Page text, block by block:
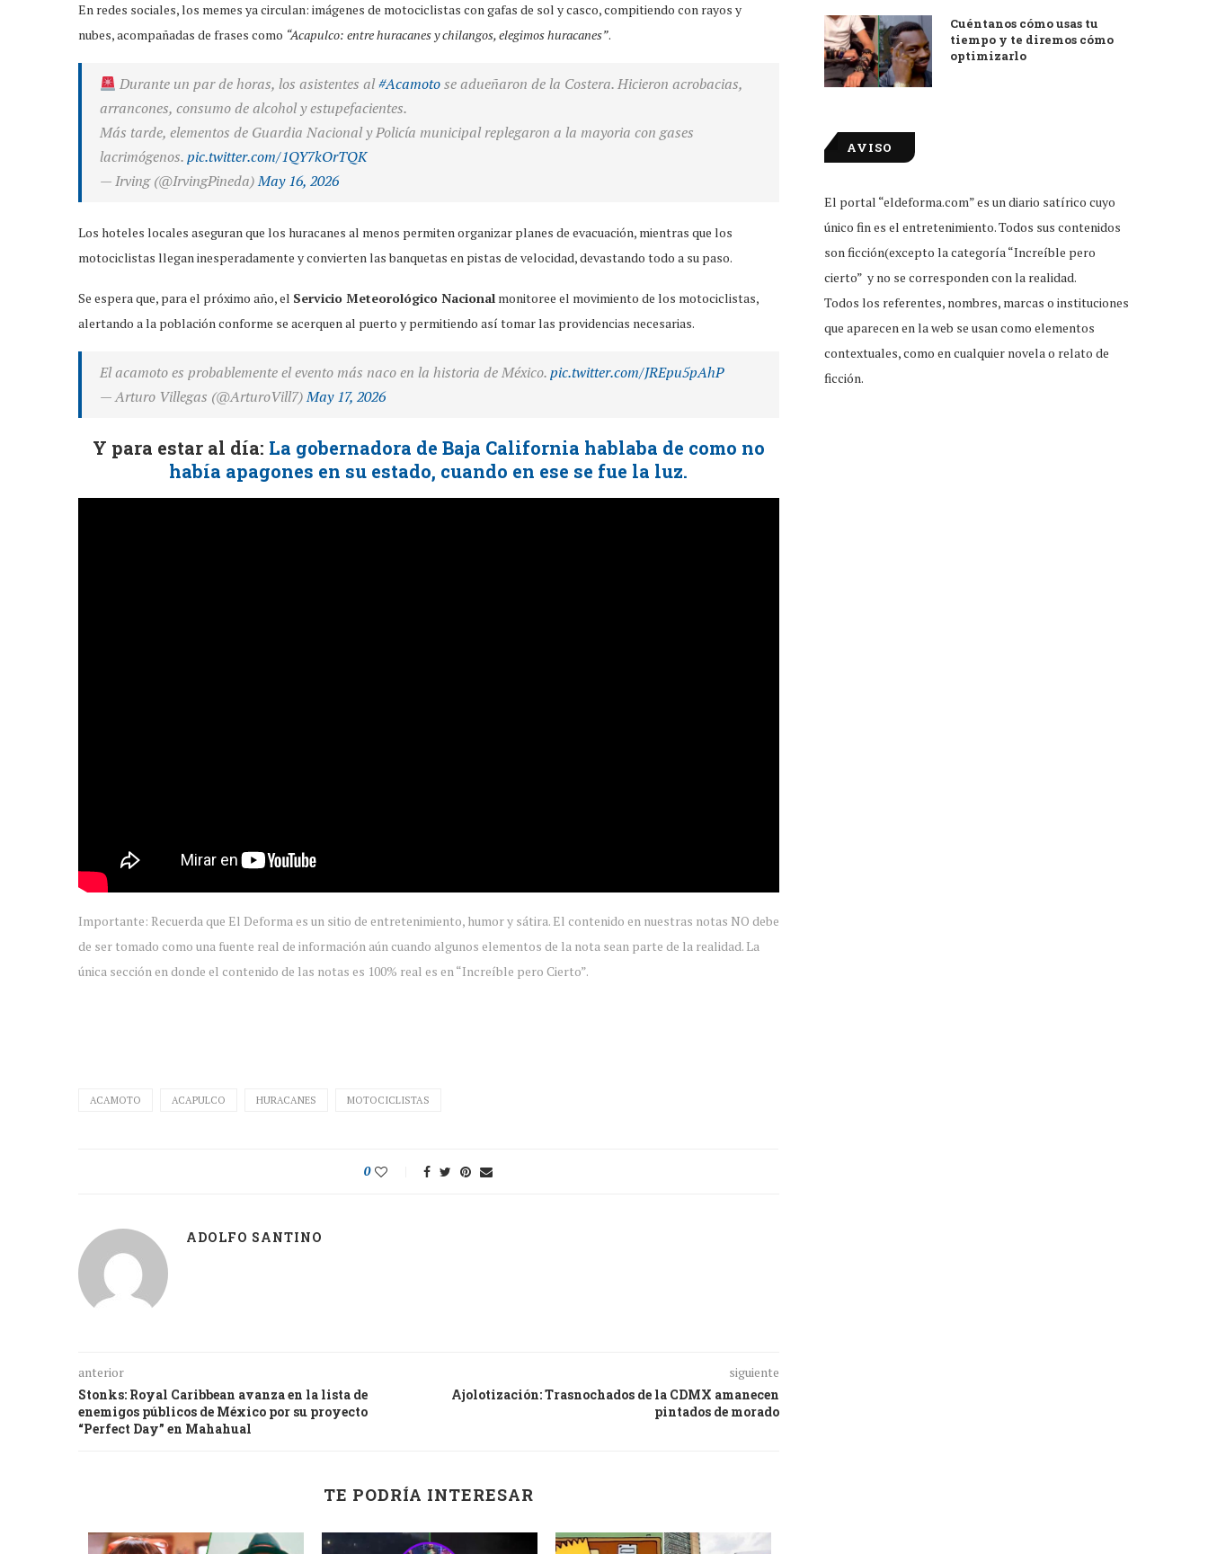
En redes sociales, los memes ya circulan: imágenes de motociclistas con gafas de sol y casco, compitiendo con rayos y
nubes, acompañadas de frases como “Acapulco: entre huracanes y chilangos, elegimos huracanes”.
Durante un par de horas, los asistentes al#Acamotose adueñaron de la Costera. Hicieron acrobacias,
arrancones, consumo de alcohol y estupefacientes.
Más tarde, elementos de Guardia Nacional y Policía municipal replegaron a la mayoria con gases
lacrimógenos.pic.twitter.com/1QY7kOrTQK
— Irving (@IrvingPineda)May 16, 2026
Los hoteles locales aseguran que los huracanes al menos permiten organizar planes de evacuación, mientras que los
motociclistas llegan inesperadamente y convierten las banquetas en pistas de velocidad, devastando todo a su paso.
Se espera que, para el próximo año, el Servicio Meteorológico Nacional monitoree el movimiento de los motociclistas,
alertando a la población conforme se acerquen al puerto y permitiendo así tomar las providencias necesarias.
El acamoto es probablemente el evento más naco en la historia de México.pic.twitter.com/JREpu5pAhP
— Arturo Villegas (@ArturoVill7)May 17, 2026
Y para estar al día: La gobernadora de Baja California hablaba de como no
había apagones en su estado, cuando en ese se fue la luz.
Importante: Recuerda que El Deforma es un sitio de entretenimiento, humor y sátira. El contenido en nuestras notas NO debe
de ser tomado como una fuente real de información aún cuando algunos elementos de la nota sean parte de la realidad. La
única sección en donde el contenido de las notas es 100% real es en “Increíble pero Cierto”.
ACAMOTO ACAPULCO HURACANES MOTOCICLISTAS
0
ADOLFO SANTINO
anterior
Stonks: Royal Caribbean avanza en la lista de
enemigos públicos de México por su proyecto
“Perfect Day” en Mahahual
siguiente
Ajolotización: Trasnochados de la CDMX amanecen
pintados de morado
TE PODRÍA INTERESAR
Cuéntanos cómo usas tu
tiempo y te diremos cómo
optimizarlo
AVISO
El portal “eldeforma.com” es un diario satírico cuyo
único fin es el entretenimiento. Todos sus contenidos
son ficción(excepto la categoría “Increíble pero
cierto” y no se corresponden con la realidad.
Todos los referentes, nombres, marcas o instituciones
que aparecen en la web se usan como elementos
contextuales, como en cualquier novela o relato de
ficción.